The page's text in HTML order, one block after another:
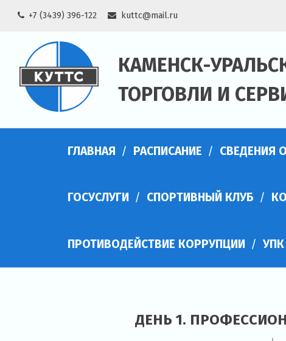
Skip
content
+7 (3439) 396-122 kuttc@mail.ru
КАМЕНСК-
ТОРГОВЛИ И
ГЛАВНАЯ РАСПИСАНИЕ СВЕДЕНИЯ
ГОСУСЛУГИ СПОРТИВНЫЙ КЛУБ
ПРОТИВОДЕЙСТВИЕ КОРРУПЦИИ УПК
ДЕНЬ 1.